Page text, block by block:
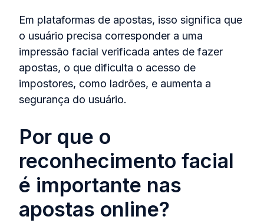
Em plataformas de apostas, isso significa que
o usuário precisa corresponder a uma
impressão facial verificada antes de fazer
apostas, o que dificulta o acesso de
impostores, como ladrões, e aumenta a
segurança do usuário.
Por que o
reconhecimento facial
é importante nas
apostas online?